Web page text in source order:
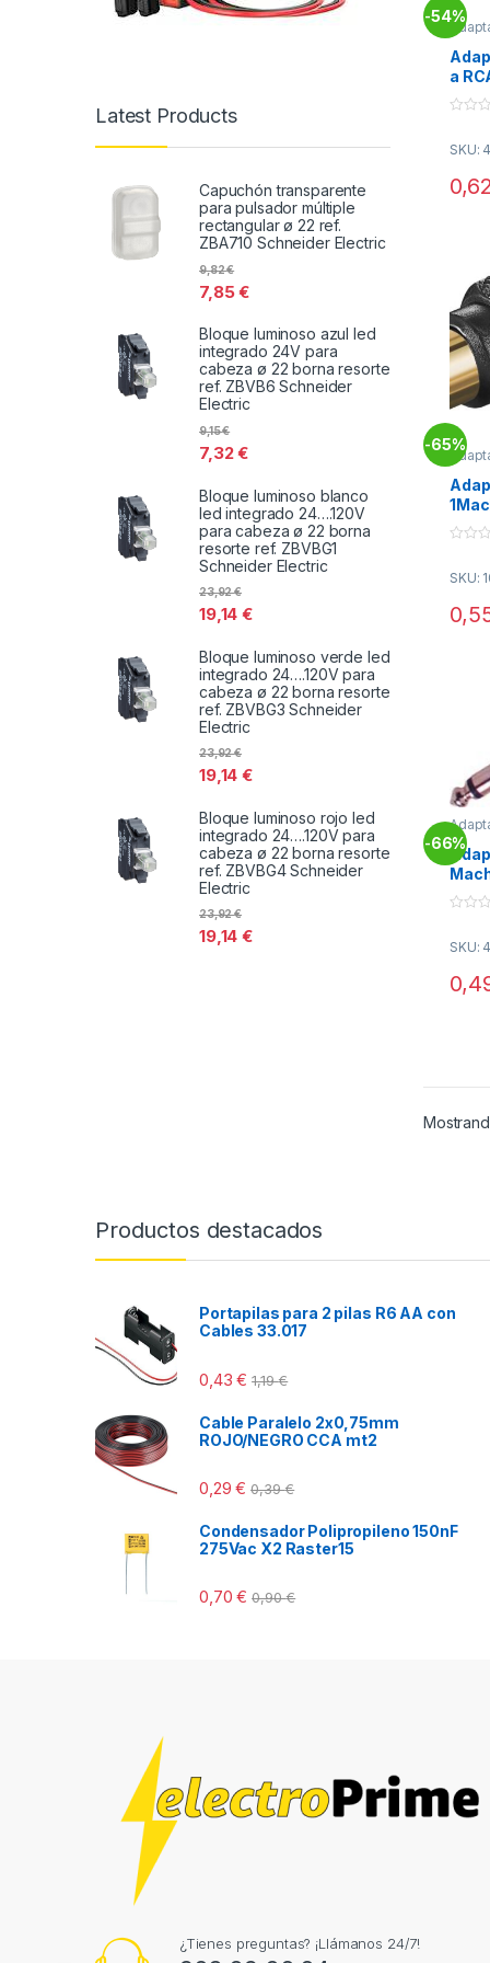
-54%
a
u
o
f
SKU:
-65%
u
o
f
SKU:
-66%
u
o
f
SKU:
Latest Products
Capuchón transparente
para pulsador múltiple
rectangular ø 22 ref.
ZBA710 Schneider Electric
7,85€
9,82€
Bloque luminoso azul led
integrado 24V para
cabeza ø 22 borna resorte
ref. ZBVB6 Schneider
Electric
7,32€
9,15€
Bloque luminoso blanco
led integrado 24….120V
para cabeza ø 22 borna
resorte ref. ZBVBG1
Schneider Electric
19,14€
23,92€
Bloque luminoso verde led
integrado 24….120V para
cabeza ø 22 borna resorte
ref. ZBVBG3 Schneider
Electric
19,14€
23,92€
Bloque luminoso rojo led
integrado 24….120V para
cabeza ø 22 borna resorte
ref. ZBVBG4 Schneider
Electric
19,14€
23,92€
Productos destacados
Portapilas para 2 pilas R6 AA con
Cables 33.017
0,43€ 1,19€
Cable Paralelo 2x0,75mm
ROJO/NEGRO CCA mt2
0,29€ 0,39€
Condensador Polipropileno 150nF
275Vac X2 Raster15
0,70€ 0,90€
¿Tienes preguntas? ¡Llámanos 24/7!